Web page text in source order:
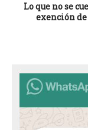
Lo que no se
exención